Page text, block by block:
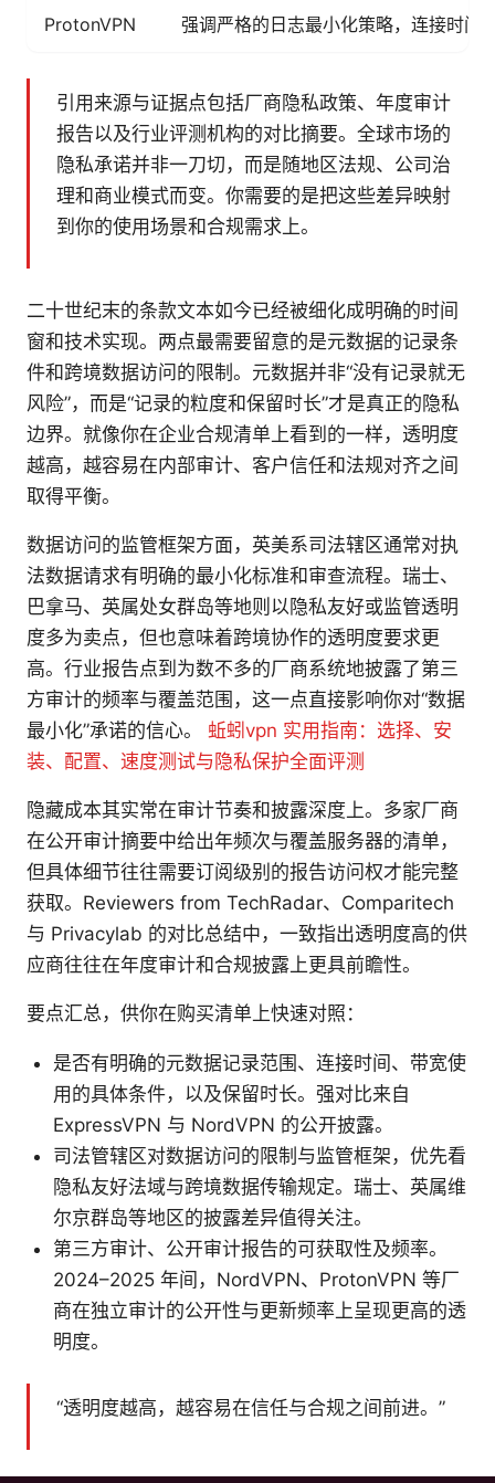
ProtonVPN 强调严格的日志最小化策略，连接时间
引用来源与证据点包括厂商隐私政策、年度审计
报告以及行业评测机构的对比摘要。全球市场的
隐私承诺并非一刀切，而是随地区法规、公司治
理和商业模式而变。你需要的是把这些差异映射
到你的使用场景和合规需求上。
二十世纪末的条款文本如今已经被细化成明确的时间
窗和技术实现。两点最需要留意的是元数据的记录条
件和跨境数据访问的限制。元数据并非“没有记录就无
风险”，而是“记录的粒度和保留时长”才是真正的隐私
边界。就像你在企业合规清单上看到的一样，透明度
越高，越容易在内部审计、客户信任和法规对齐之间
取得平衡。
数据访问的监管框架方面，英美系司法辖区通常对执
法数据请求有明确的最小化标准和审查流程。瑞士、
巴拿马、英属处女群岛等地则以隐私友好或监管透明
度多为卖点，但也意味着跨境协作的透明度要求更
高。行业报告点到为数不多的厂商系统地披露了第三
方审计的频率与覆盖范围，这一点直接影响你对“数据
最小化”承诺的信心。 蚯蚓vpn 实用指南：选择、安
装、配置、速度测试与隐私保护全面评测
隐藏成本其实常在审计节奏和披露深度上。多家厂商
在公开审计摘要中给出年频次与覆盖服务器的清单，
但具体细节往往需要订阅级别的报告访问权才能完整
获取。Reviewers from TechRadar、Comparitech
与 Privacylab 的对比总结中，一致指出透明度高的供
应商往往在年度审计和合规披露上更具前瞻性。
要点汇总，供你在购买清单上快速对照：
是否有明确的元数据记录范围、连接时间、带宽使
用的具体条件，以及保留时长。强对比来自
ExpressVPN 与 NordVPN 的公开披露。
司法管辖区对数据访问的限制与监管框架，优先看
隐私友好法域与跨境数据传输规定。瑞士、英属维
尔京群岛等地区的披露差异值得关注。
第三方审计、公开审计报告的可获取性及频率。
2024–2025 年间，NordVPN、ProtonVPN 等厂
商在独立审计的公开性与更新频率上呈现更高的透
明度。
“透明度越高，越容易在信任与合规之间前进。”